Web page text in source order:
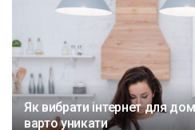
Як вибрати інтернет для
варто уникати